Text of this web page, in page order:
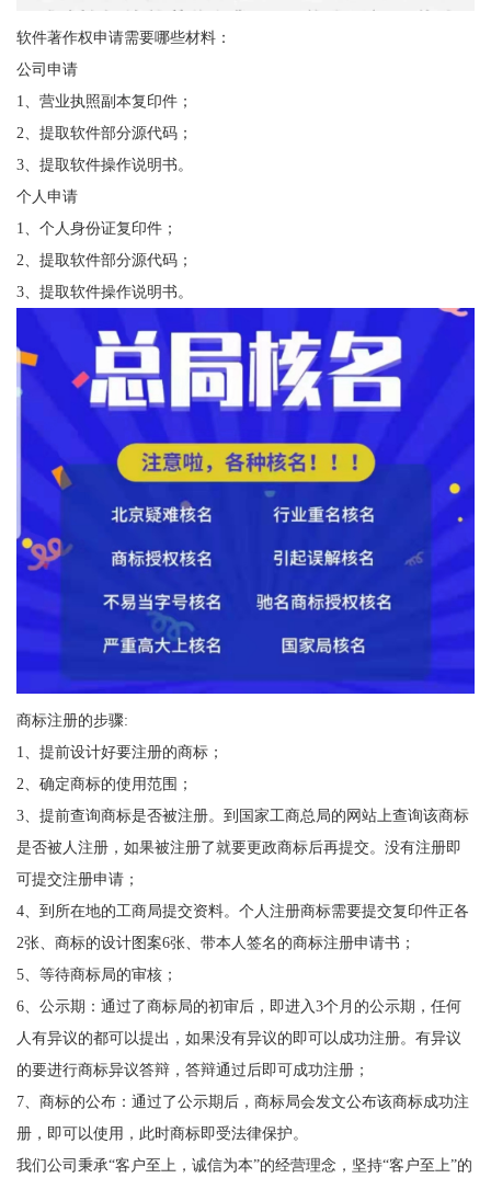
软件著作权申请需要哪些材料：
公司申请
1、营业执照副本复印件；
2、提取软件部分源代码；
3、提取软件操作说明书。
个人申请
1、个人身份证复印件；
2、提取软件部分源代码；
3、提取软件操作说明书。
商标注册的步骤:
1、提前设计好要注册的商标；
2、确定商标的使用范围；
3、提前查询商标是否被注册。到国家工商总局的网站上查询该商标
是否被人注册，如果被注册了就要更政商标后再提交。没有注册即
可提交注册申请；
4、到所在地的工商局提交资料。个人注册商标需要提交复印件正各
2张、商标的设计图案6张、带本人签名的商标注册申请书；
5、等待商标局的审核；
6、公示期：通过了商标局的初审后，即进入3个月的公示期，任何
人有异议的都可以提出，如果没有异议的即可以成功注册。有异议
的要进行商标异议答辩，答辩通过后即可成功注册；
7、商标的公布：通过了公示期后，商标局会发文公布该商标成功注
册，即可以使用，此时商标即受法律保护。
我们公司秉承“客户至上，诚信为本”的经营理念，坚持“客户至上”的